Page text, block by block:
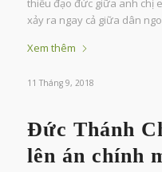
xảy ra ngay cả giữa dân
Xem thêm
11 Tháng 9, 2018
Đức Thánh
lên án chính